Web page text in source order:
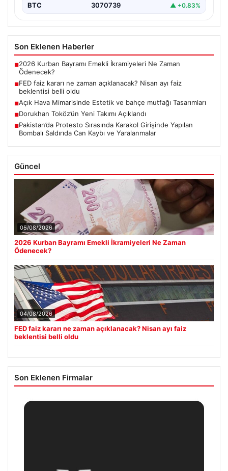
BTC 3070739 ▲ +0.83%
Son Eklenen Haberler
■2026 Kurban Bayramı Emekli İkramiyeleri Ne Zaman
Ödenecek?
■FED faiz kararı ne zaman açıklanacak? Nisan ayı faiz
beklentisi belli oldu
■Açık Hava Mimarisinde Estetik ve bahçe mutfağı Tasarımları
■Dorukhan Toköz’ün Yeni Takımı Açıklandı
■Pakistan’da Protesto Sırasında Karakol Girişinde Yapılan
Bombalı Saldırıda Can Kaybı ve Yaralanmalar
Güncel
05/08/2026
2026 Kurban Bayramı Emekli İkramiyeleri Ne Zaman
Ödenecek?
04/08/2026
FED faiz kararı ne zaman açıklanacak? Nisan ayı faiz
beklentisi belli oldu
Son Eklenen Firmalar